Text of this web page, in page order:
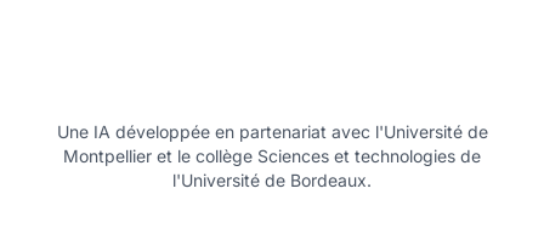
Une IA développée en partenariat avec l'Université de
Montpellier et le collège Sciences et technologies de
l'Université de Bordeaux.